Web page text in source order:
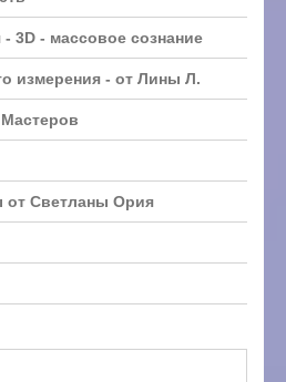
3D - массовое сознание
измерения - от Лины Л.
от Светланы Ория